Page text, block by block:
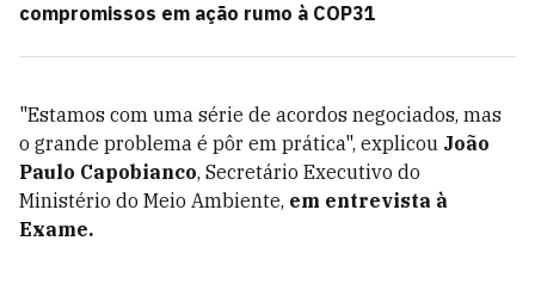
compromissos em ação rumo à COP31
"Estamos com uma série de acordos negociados, mas
o grande problema é pôr em prática", explicou João
Paulo Capobianco, Secretário Executivo do
Ministério do Meio Ambiente, em entrevista à
Exame.